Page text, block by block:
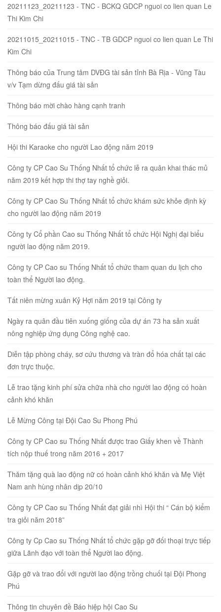
20211123_20211123 - TNC - BCKQ GDCP nguoi co lien quan Le
Thi Kim Chi
20211015_20211015 - TNC - TB GDCP nguoi co lien quan Le Thi
Kim Chi
Thông báo của Trung tâm DVĐG tài sản tỉnh Bà Rịa - Vũng Tàu
v/v Tạm dừng đấu giá tài sản
Thông báo mời chào hàng cạnh tranh
Thông báo đấu giá tài sản
Hội thi Karaoke cho người Lao động năm 2019
Công ty CP Cao Su Thống Nhất tổ chức lễ ra quân khai thác mủ
năm 2019 kết hợp thi thợ tay nghề giỏi.
Công ty CP Cao Su Thống Nhất tổ chức khám sức khỏe định kỳ
cho người lao động năm 2019
Công ty Cổ phần Cao su Thống Nhất tổ chức Hội Nghị đại biểu
người lao động năm 2019.
Công ty CP Cao su Thống Nhất tổ chức tham quan du lịch cho
toàn thể Người lao động.
Tất niên mừng xuân Kỷ Hợi năm 2019 tại Công ty
Ngày ra quân đầu tiên xuống giống của dự án 73 ha sản xuất
nông nghiệp ứng dụng Công nghệ cao.
Diễn tập phòng cháy, sơ cứu thương và tràn đổ hóa chất tại các
đơn trực thuộc.
Lễ trao tặng kinh phí sửa chữa nhà cho người lao động có hoàn
cảnh khó khăn
Lễ Mừng Công tại Đội Cao Su Phong Phú
Công ty CP Cao su Thống Nhất được trao Giấy khen về Thành
tích nộp thuế trong năm 2016 + 2017
Thăm tặng quà lao động nữ có hoàn cảnh khó khăn và Mẹ Việt
Nam anh hùng nhân dịp 20/10
Công ty CP Cao su Thống Nhất đạt giải nhì Hội thi “ Cán bộ kiểm
tra giỏi năm 2018”
Công ty Cp Cao su Thống Nhất tổ chức gặp gỡ đối thoại trực tiếp
giữa Lãnh đạo với toàn thể Người lao động.
Gặp gỡ và trao đổi với người lao động trồng chuối tại Đội Phong
Phú
Thông tin chuyên đề Báo hiệp hội Cao Su